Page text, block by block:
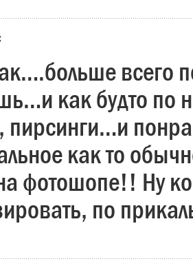
всего
как будто по
как то
фотошопе!! Ну
по